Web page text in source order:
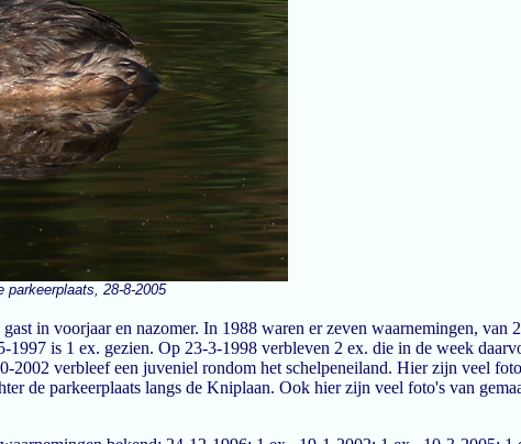
parkeerplaats, 28-8-2005
in voorjaar en nazomer. In 1988 waren er zeven waarnemingen,
1997 is 1 ex. gezien. Op 23-3-1998 verbleven 2 ex. die in de week
2002 verbleef een juveniel rondom het schelpeneiland. Hier zijn veel
de parkeerplaats langs de Kniplaan. Ook hier zijn veel foto's van